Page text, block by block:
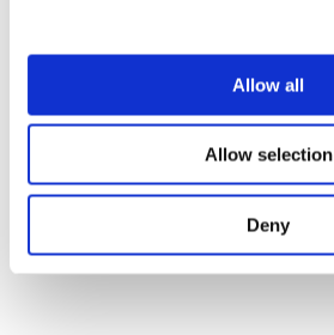
Allow all
Allow selection
Deny
Поп-музыка
Применить